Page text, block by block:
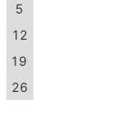
5
12
19
26